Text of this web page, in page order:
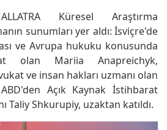
Küresel Araştırma
sunumları yer aldı: İsviçre'de
ve Avrupa hukuku konusunda
olan Mariia Anapreichyk,
ve insan hakları uzmanı olan
Açık Kaynak İstihbarat
Taliy Shkurupiy, uzaktan katıldı.